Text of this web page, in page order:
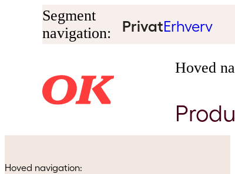
Segment
navigation:
PrivatErhverv
Hoved
Hoved navigation: